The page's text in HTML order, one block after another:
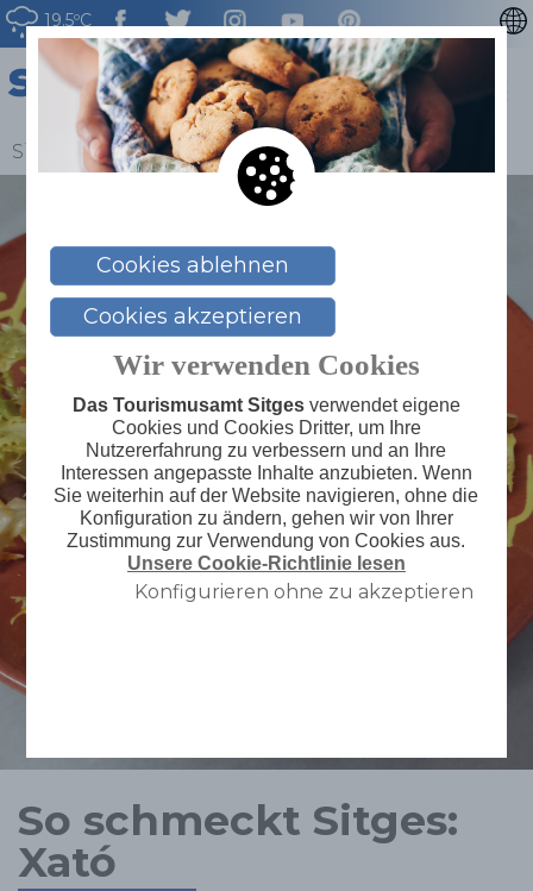
19.5ºC
CATALÀ
ENGLISH
ESPAÑOL
Sitges > Blog > So schmeckt Sitges: Xató
So schmeckt Sitges:
Xató
Cookies ablehnen
Cookies akzeptieren
Wir verwenden Cookies
Das Tourismusamt Sitgesverwendet eigene
Cookies und Cookies Dritter, um Ihre
Nutzererfahrung zu verbessern und an Ihre
Interessen angepasste Inhalte anzubieten. Wenn
Sie weiterhin auf der Website navigieren, ohne die
Konfiguration zu ändern, gehen wir von Ihrer
Zustimmung zur Verwendung von Cookies aus.
Unsere Cookie-Richtlinie lesen
Konfigurieren ohne zu akzeptieren